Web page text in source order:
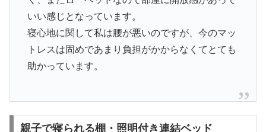
いい感じとなっています。
寝心地に関して私は腰が悪いのですが、今のマッ
トレスは固めであまり負担がかからなくてとても
助かっています。
親子で寝られる棚・照明付き連結ベッド